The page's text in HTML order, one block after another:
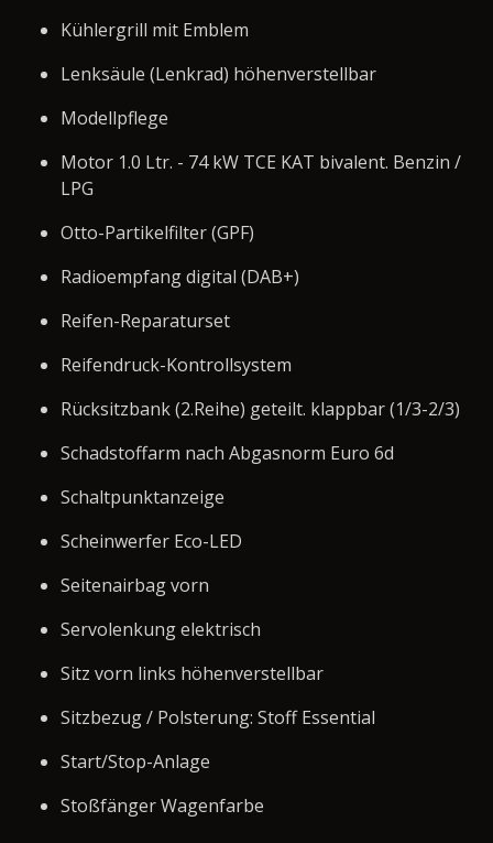
Kühlergrill mit Emblem
Lenksäule (Lenkrad) höhenverstellbar
Modellpflege
Motor 1.0 Ltr. - 74 kW TCE KAT bivalent. Benzin /
LPG
Otto-Partikelfilter (GPF)
Radioempfang digital (DAB+)
Reifen-Reparaturset
Reifendruck-Kontrollsystem
Rücksitzbank (2.Reihe) geteilt. klappbar (1/3-2/3)
Schadstoffarm nach Abgasnorm Euro 6d
Schaltpunktanzeige
Scheinwerfer Eco-LED
Seitenairbag vorn
Servolenkung elektrisch
Sitz vorn links höhenverstellbar
Sitzbezug / Polsterung: Stoff Essential
Start/Stop-Anlage
Stoßfänger Wagenfarbe